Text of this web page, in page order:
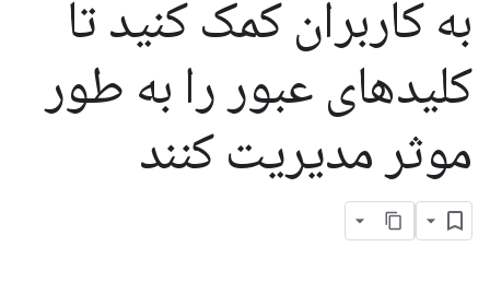
به کاربران کمک کنید تا
کلیدهای عبور را به طور
موثر مدیریت کنند